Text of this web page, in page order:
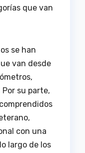
que van
se han
van desde
su parte,
con una
largo de los